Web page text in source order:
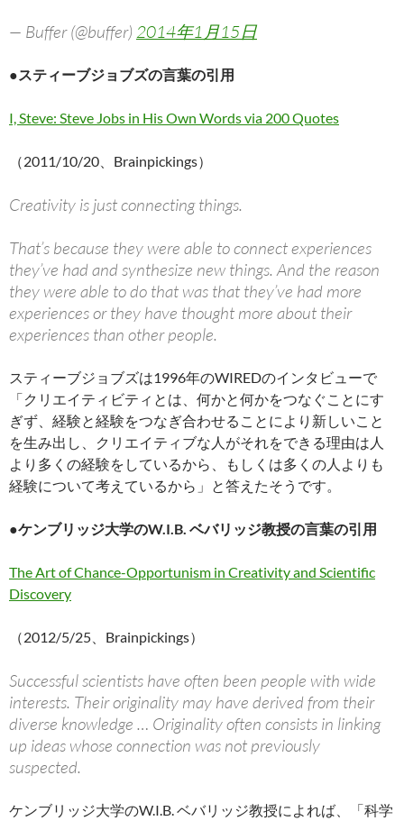
— Buffer (@buffer) 2014年1月15日
●スティーブジョブズの言葉の引用
I, Steve: Steve Jobs in His Own Words via 200 Quotes
（2011/10/20、Brainpickings）
Creativity is just connecting things.
That’s because they were able to connect experiences
they’ve had and synthesize new things. And the reason
they were able to do that was that they’ve had more
experiences or they have thought more about their
experiences than other people.
スティーブジョブズは1996年のWIREDのインタビューで
「クリエイティビティとは、何かと何かをつなぐことにす
ぎず、経験と経験をつなぎ合わせることにより新しいこと
を生み出し、クリエイティブな人がそれをできる理由は人
より多くの経験をしているから、もしくは多くの人よりも
経験について考えているから」と答えたそうです。
●ケンブリッジ大学のW.I.B. ベバリッジ教授の言葉の引用
The Art of Chance-Opportunism in Creativity and Scientific
Discovery
（2012/5/25、Brainpickings）
Successful scientists have often been people with wide
interests. Their originality may have derived from their
diverse knowledge … Originality often consists in linking
up ideas whose connection was not previously
suspected.
ケンブリッジ大学のW.I.B. ベバリッジ教授によれば、「科学